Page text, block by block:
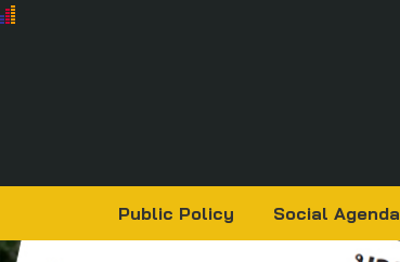
Public Policy Social Agenda